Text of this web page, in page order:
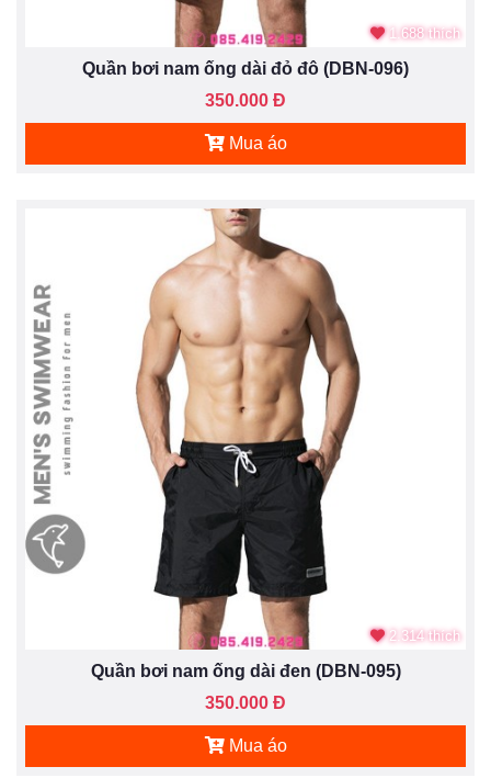
1.688 thích
Quần bơi nam ống dài đỏ đô (DBN-096)
350.000 Đ
Mua áo
2.314 thích
Quần bơi nam ống dài đen (DBN-095)
350.000 Đ
Mua áo